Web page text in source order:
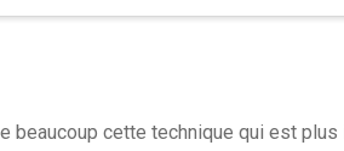
beaucoup cette technique qui est